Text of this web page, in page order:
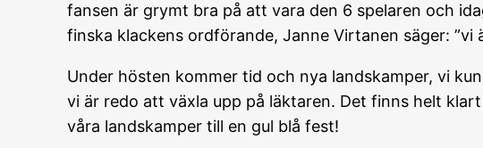
fansen är grymt bra på att vara den 6 spelaren och
finska klackens ordförande, Janne Virtanen säger:
Under hösten kommer tid och nya landskamper, vi
vi är redo att växla upp på läktaren. Det finns helt
våra landskamper till en gul blå fest!